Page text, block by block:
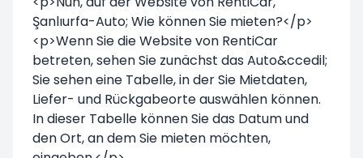
Şanlıurfa-Auto; Wie können Sie mieten?</p>
<p>Wenn Sie die Website von RentiCar
betreten, sehen Sie zunächst das Auto&ccedil;
Sie sehen eine Tabelle, in der Sie Mietdaten,
Liefer- und Rückgabeorte auswählen können.
In dieser Tabelle können Sie das Datum und
den Ort, an dem Sie mieten möchten,